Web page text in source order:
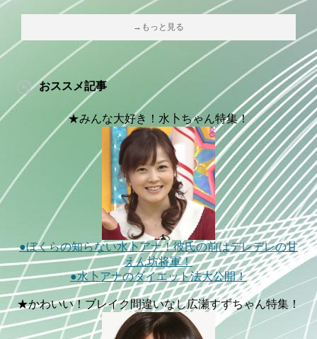
→もっと見る
おススメ記事
★みんな大好き！水卜ちゃん特集！
●ぼくらの知らない水卜アナ！彼氏の前はデレデレの甘
えん坊将軍！
●水卜アナのダイエット法大公開！
★かわいい！ブレイク間違いなし広瀬すずちゃん特集！